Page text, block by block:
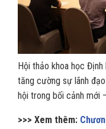
Hội thảo khoa học
tăng cường sự lãnh
hội trong bối cảnh mới
>>> Xem thêm: